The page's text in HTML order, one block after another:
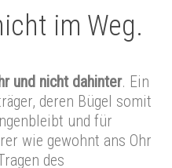
im Weg.
und nicht dahinter. Ein
deren Bügel somit
und für
wie gewohnt ans Ohr
des